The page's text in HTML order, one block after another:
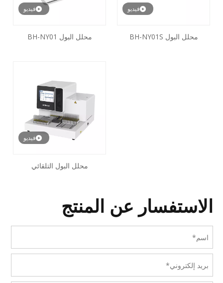
فيديو
محلل البول BH-NY01
فيديو
محلل البول BH-NY01S
فيديو
محلل البول التلقائي
الاستفسار عن المنتج